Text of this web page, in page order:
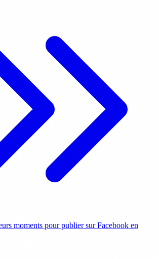
moments pour publier sur Facebook en